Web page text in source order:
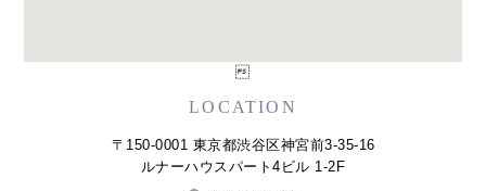
LOCATION
〒150-0001 東京都渋谷区神宮前3-35-16
ルナーハウスパート4ビル 1-2F